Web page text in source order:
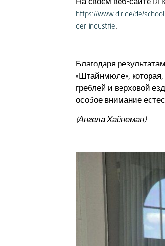
https://www.dlr.de/de/
der-industrie.
Благодаря
«Штайнмюле»,
греблей и верховой
особое внимание
(Ангела Хайнеман)